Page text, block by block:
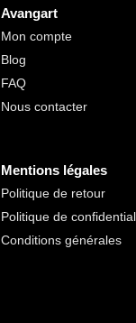
Avangart
Mon compte
Blog
FAQ
Nous contacter
Mentions légales
Politique de retour
Politique de
Conditions générales